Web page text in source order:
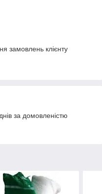
замовлень клієнту
за домовленістю